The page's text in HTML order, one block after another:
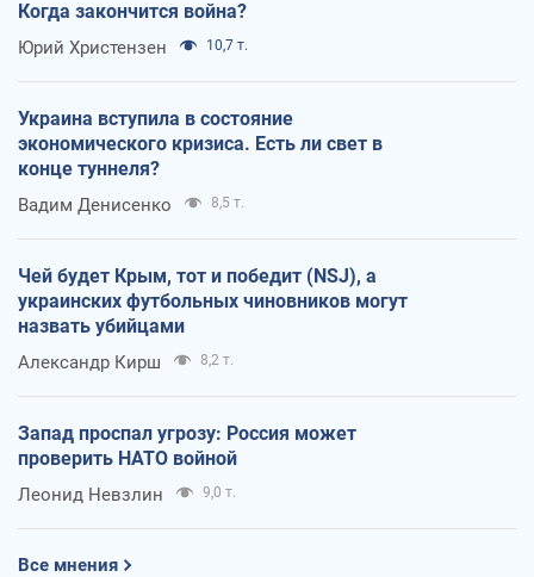
Когда закончится война?
Юрий Христензен 10,7 т.
Украина вступила в состояние
экономического кризиса. Есть ли свет в
конце туннеля?
Вадим Денисенко 8,5 т.
Чей будет Крым, тот и победит (NSJ), а
украинских футбольных чиновников могут
назвать убийцами
Александр Кирш 8,2 т.
Запад проспал угрозу: Россия может
проверить НАТО войной
Леонид Невзлин 9,0 т.
Все мнения